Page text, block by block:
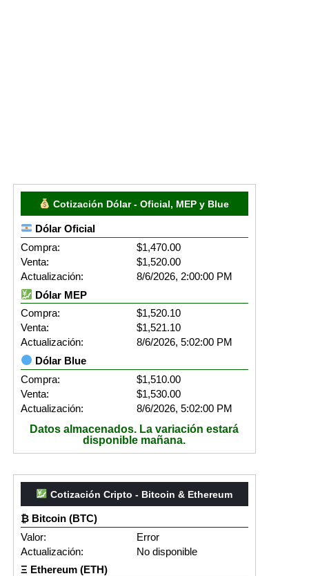
Cotización Dólar - Oficial, MEP y Blue
Dólar Oficial
Compra:
$1,470.00
Venta:
$1,520.00
Actualización:
8/6/2026, 2:00:00 PM
Dólar MEP
Compra:
$1,520.10
Venta:
$1,521.10
Actualización:
8/6/2026, 5:02:00 PM
Dólar Blue
Compra:
$1,510.00
Venta:
$1,530.00
Actualización:
8/6/2026, 5:02:00 PM
Datos almacenados. La variación estará
disponible mañana.
Cotización Cripto - Bitcoin & Ethereum
₿ Bitcoin (BTC)
Valor:
Error
Actualización:
No disponible
Ξ Ethereum (ETH)